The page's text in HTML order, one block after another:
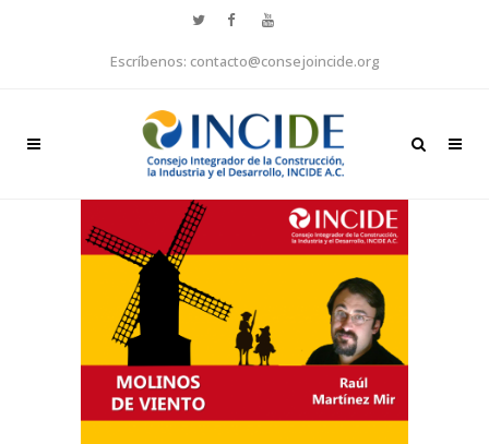
Escríbenos: contacto@consejoincide.org